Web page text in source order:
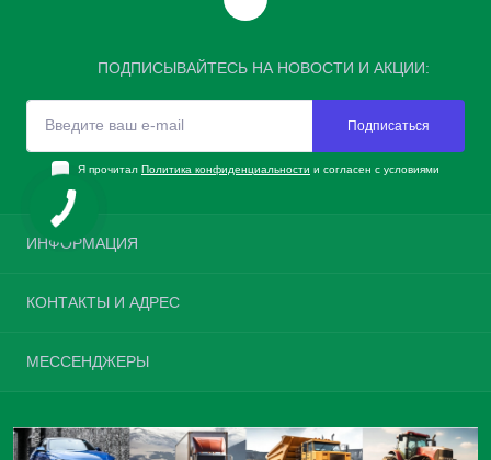
ПОДПИСЫВАЙТЕСЬ НА НОВОСТИ И АКЦИИ:
Подписаться
Я прочитал Политика конфиденциальности и согласен с условиями
ИНФОРМАЦИЯ
О нас
Политика конфиденциальности
Возврат товара
КОНТАКТЫ И АДРЕС
Пн-Вс: с 08:00 до 20:00
МЕССЕНДЖЕРЫ
Viber